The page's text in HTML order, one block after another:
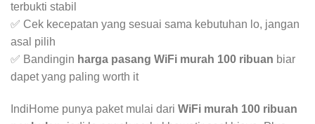
terbukti stabil
✅ Cek kecepatan yang sesuai sama kebutuhan lo, jangan
asal pilih
✅ Bandingin harga pasang WiFi murah 100 ribuan biar
dapet yang paling worth it
IndiHome punya paket mulai dari WiFi murah 100 ribuan